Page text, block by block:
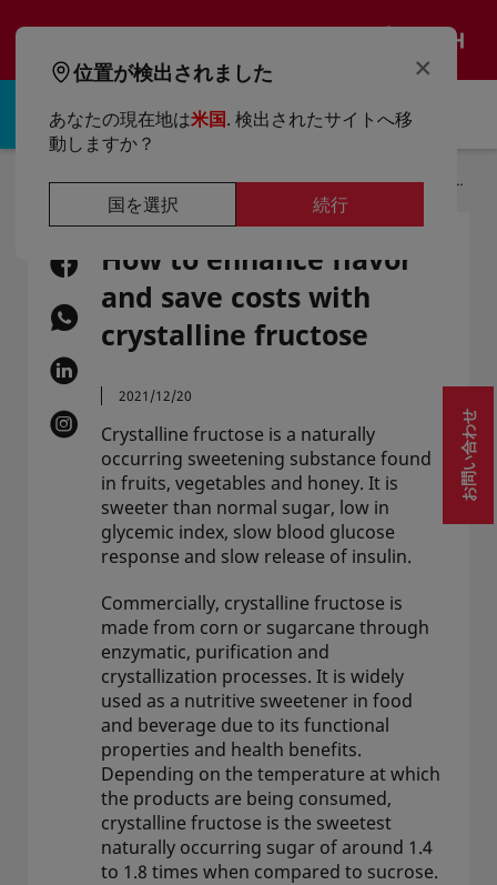
サインイン |登録する
ホーム 記事一覧 How To Enhance Flavor And Save Costs With Crystalline Fructose
How to enhance flavor
and save costs with
crystalline fructose
2021/12/20
Crystalline fructose is a naturally
occurring sweetening substance found
in fruits, vegetables and honey. It is
sweeter than normal sugar, low in
glycemic index, slow blood glucose
response and slow release of insulin.
Commercially, crystalline fructose is
made from corn or sugarcane through
enzymatic, purification and
crystallization processes. It is widely
used as a nutritive sweetener in food
and beverage due to its functional
properties and health benefits.
Depending on the temperature at which
the products are being consumed,
crystalline fructose is the sweetest
naturally occurring sugar of around 1.4
to 1.8 times when compared to sucrose.
お問い合わせ
×
位置が検出されました
あなたの現在地は米国. 検出されたサイトへ移
動しますか？
国を選択 続行